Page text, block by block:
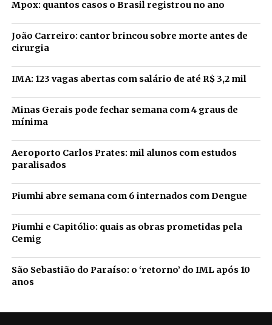
Mpox: quantos casos o Brasil registrou no ano
João Carreiro: cantor brincou sobre morte antes de
cirurgia
IMA: 123 vagas abertas com salário de até R$ 3,2 mil
Minas Gerais pode fechar semana com 4 graus de
mínima
Aeroporto Carlos Prates: mil alunos com estudos
paralisados
Piumhi abre semana com 6 internados com Dengue
Piumhi e Capitólio: quais as obras prometidas pela
Cemig
São Sebastião do Paraíso: o ‘retorno’ do IML após 10
anos